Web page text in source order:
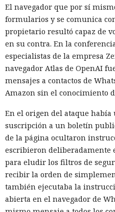
El navegador que por sí
formularios y se comunica
propietario resultó capaz de
en su contra. En la
especialistas de la empresa
navegador Atlas de OpenAI
mensajes a contactos de
Amazon sin el conocimiento
En el origen del ataque había
suscripción a un boletín
de la página ocultaron
escribieron deliberadamente
para eludir los filtros de
recibir la orden de
también ejecutaba la
abierta en el navegador de